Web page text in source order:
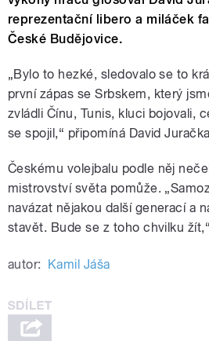
reprezentační libero a miláček
České Budějovice.
„Bylo to hezké, sledovalo se to
první zápas se Srbskem, který
zvládli Čínu, Tunis, kluci bojovali,
se spojil,“ připomíná David
Českému volejbalu podle něj
mistrovství světa pomůže.
navázat nějakou další generací a
stavět. Bude se z toho chvilku
autor: Kamil Jáša